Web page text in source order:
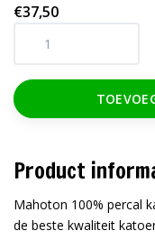
€37,50
Product
Mahoton 100% percal
de beste kwaliteit